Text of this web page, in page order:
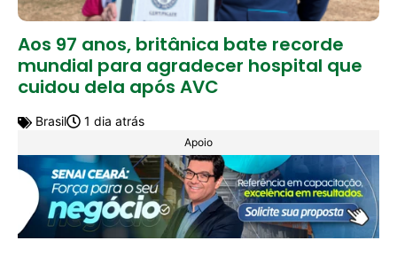
Aos 97 anos, britânica bate recorde
mundial para agradecer hospital que
cuidou dela após AVC
Brasil 1 dia atrás
Apoio